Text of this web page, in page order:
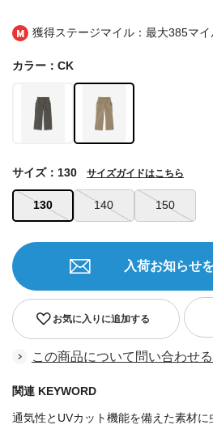
獲得ステージマイル：最大385マイ
カラー：CK
130 140 150
サイズ：130 サイズガイドはこちら
お気に入りに追加する
入荷お知らせ
この商品について問い合わせる
関連 KEYWORD
通気性とUVカット機能を備えた素材に